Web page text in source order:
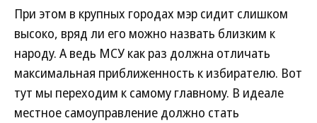
При этом в крупных городах мэр сидит слишком
высоко, вряд ли его можно назвать близким к
народу. А ведь МСУ как раз должна отличать
максимальная приближенность к избирателю. Вот
тут мы переходим к самому главному. В идеале
местное самоуправление должно стать